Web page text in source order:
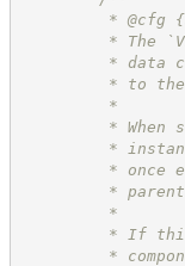
* @cfg
* The
* data
* to the
*
* When set,
* instance
* once
* parent of a
*
* If this is a
*